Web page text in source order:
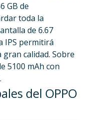
GB de
toda la
de 6.67
IPS permitirá
calidad. Sobre
5100 mAh con
del OPPO